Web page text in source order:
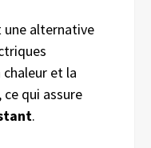
une alternative
et la
qui assure
.